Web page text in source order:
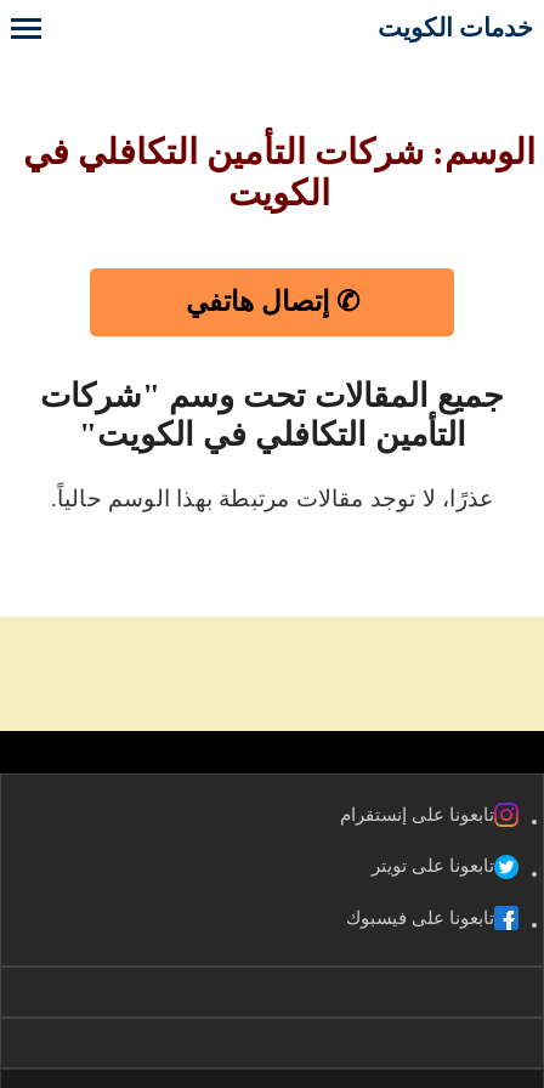
خدمات الكويت
الوسم: شركات التأمين التكافلي في
الكويت
✆ إتصال هاتفي
جميع المقالات تحت وسم "شركات
التأمين التكافلي في الكويت"
عذرًا، لا توجد مقالات مرتبطة بهذا الوسم حالياً.
تابعونا على إنستقرام
تابعونا على تويتر
تابعونا على فيسبوك